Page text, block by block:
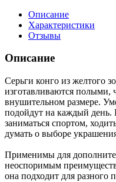
Описание
Характеристики
Отзывы
Описание
Серьги конго из желтого
изготавливаются полыми,
внушительном размере.
подойдут на каждый
заниматься спортом,
думать о выборе
Применимы для
неоспоримым
она подходит для разного